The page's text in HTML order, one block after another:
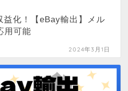
化！【eBay輸出】メル
用可能
2024年3月1日